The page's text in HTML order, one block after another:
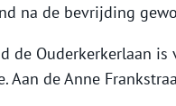
na de bevrijding
de Ouderkerkerlaan
Aan de Anne